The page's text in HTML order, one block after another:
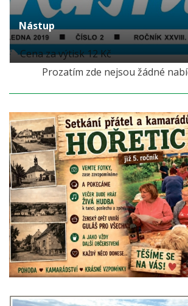
Nástup
Cena za výtisk 12 Kč
Prozatím zde nejsou žádné